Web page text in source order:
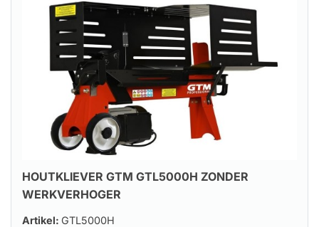
HOUTKLIEVER GTM GTL5000H ZONDER
WERKVERHOGER
Artikel: GTL5000H